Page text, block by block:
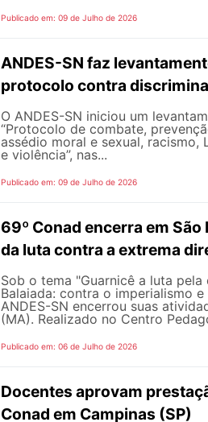
Publicado em: 09 de Julho de 2026
ANDES-SN faz
protocolo contra
O ANDES-SN iniciou um
“Protocolo de combate,
assédio moral e sexual,
e violência”, nas...
Publicado em: 09 de Julho de 2026
69º Conad encerra em
da luta contra a extrema
Sob o tema "Guarnicê a luta
Balaiada: contra o imperialismo
ANDES-SN encerrou suas
(MA). Realizado no Centro
Publicado em: 06 de Julho de 2026
Docentes aprovam
Conad em Campinas (SP)